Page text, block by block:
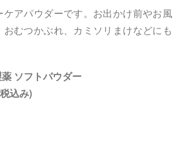
アパウダーです。お出かけ前やお風
むつかぶれ、カミソリまけなどにも
ソフトパウダー
込み)